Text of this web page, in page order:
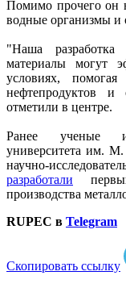
Помимо прочего он
водные организмы и
"Наша
материалы могут
условиях,
нефтепродуктов и
отметили в центре.
Ранее ученые из
университета им.
научно-
разработали
производства
RUPEC в Telegram
Скопировать ссылку